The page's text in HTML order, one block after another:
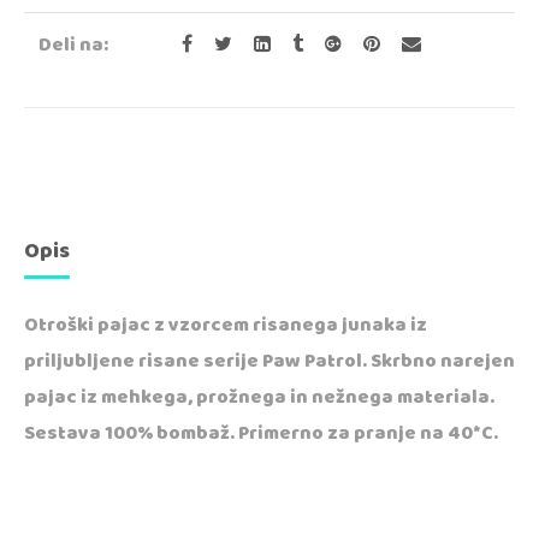
Deli na:
Opis
Otroški pajac z vzorcem risanega junaka iz
priljubljene risane serije Paw Patrol. Skrbno narejen
pajac iz mehkega, prožnega in nežnega materiala.
Sestava 100% bombaž. Primerno za pranje na 40*C.